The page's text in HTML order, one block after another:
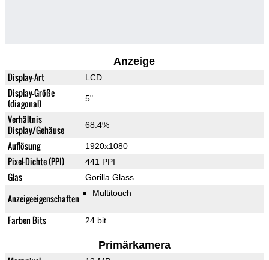
Anzeige
Display-Art LCD
Display-Größe
(diagonal)
5"
Verhältnis
Display/Gehäuse
68.4%
Auflösung 1920x1080
Pixel-Dichte (PPI) 441 PPI
Glas Gorilla Glass
Anzeigeeigenschaften Multitouch
Farben Bits 24 bit
Primärkamera